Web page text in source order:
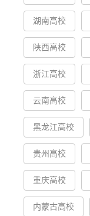
湖南高校
陕西高校
浙江高校
云南高校
黑龙江高校
贵州高校
重庆高校
内蒙古高校